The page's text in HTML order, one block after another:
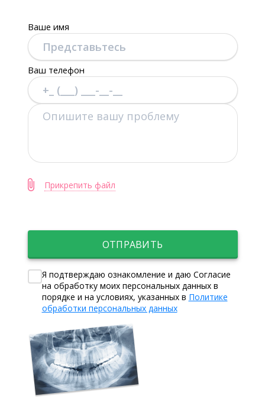
2016 - Сочетание офисного и
домашнего отбеливания.Система
Opalescence. Отбеливание и
композитная реставрация. (Ultradent
лечения (“Geosoft”)
Ваше имя
Ваш телефон
Прикрепить файл
ОТПРАВИТЬ
Я подтверждаю ознакомление и даю Согласие
на обработку моих персональных данных в
порядке и на условиях, указанных в Политике
обработки персональных данных